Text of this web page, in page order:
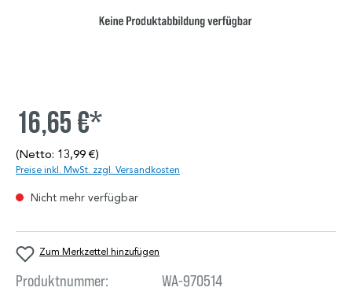
16,65 €*
(Netto: 13,99 €)
Preise inkl. MwSt. zzgl. Versandkosten
Nicht mehr verfügbar
Zum Merkzettel hinzufügen
Produktnummer:
WA-970514